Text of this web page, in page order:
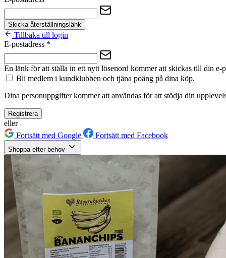
Skicka återställningslänk
Tillbaka till login
E-postadress *
En länk för att ställa in ett nytt lösenord kommer att skickas till din e-
Bli medlem i kundklubben och tjäna poäng på dina köp.
Dina personuppgifter kommer att användas för att stödja din
Registrera
eller
Fortsätt med Google
Fortsätt med Facebook
Shoppa efter behov